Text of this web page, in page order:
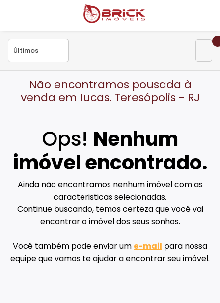
Não encontramos pousada à
venda em Iucas, Teresópolis - RJ
Ops! Nenhum
imóvel encontrado.
Ainda não encontramos nenhum imóvel com as
caracteristicas selecionadas.
Continue buscando, temos certeza que você vai
encontrar o imóvel dos seus sonhos.
Você também pode enviar um e-mail para nossa
equipe que vamos te ajudar a encontrar seu imóvel.